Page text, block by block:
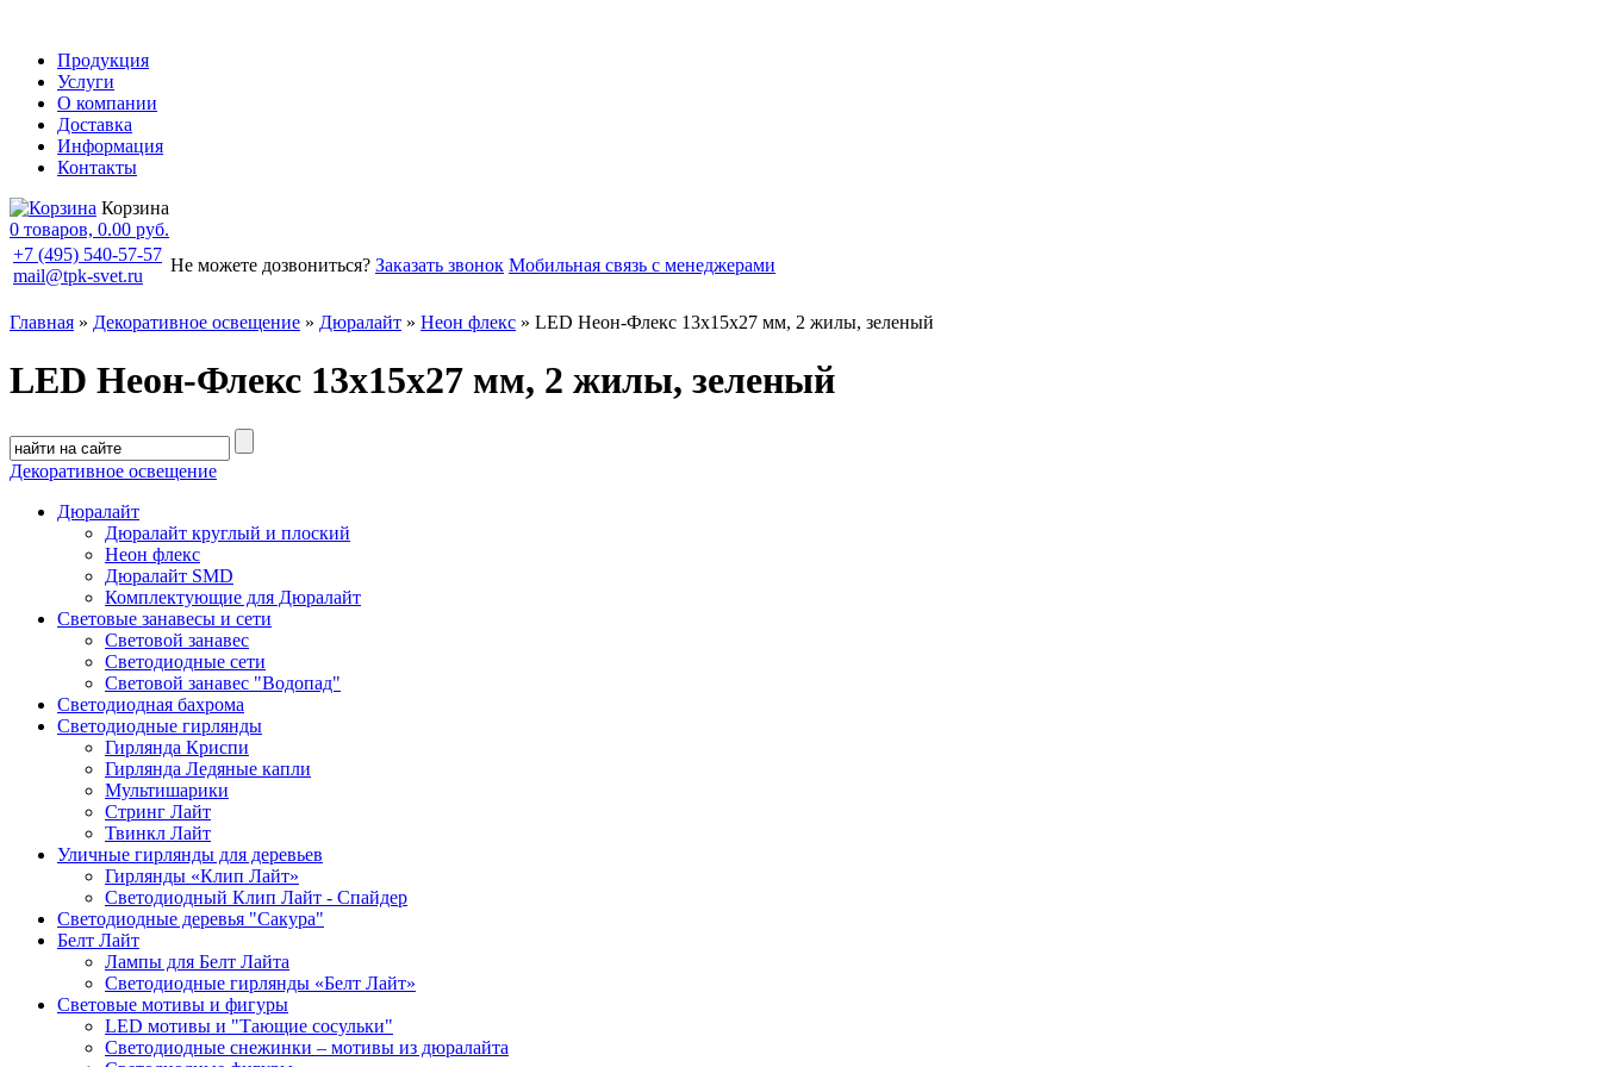
Продукция
Услуги
О компании
Доставка
Информация
Контакты
Корзина
0 товаров, 0.00 руб.
+7 (495) 540-57-57
mail@tpk-svet.ru
Не можете дозвониться? Заказать звонок Мобильная связь с менеджерами
Главная » Декоративное освещение » Дюралайт » Неон флекс » LED Неон-Флекс 13х15х27 мм, 2 жилы, зеленый
LED Неон-Флекс 13х15х27 мм, 2 жилы, зеленый
Декоративное освещение
Дюралайт
Дюралайт круглый и плоский
Неон флекс
Дюралайт SMD
Комплектующие для Дюралайт
Световые занавесы и сети
Световой занавес
Светодиодные сети
Световой занавес "Водопад"
Светодиодная бахрома
Светодиодные гирлянды
Гирлянда Криспи
Гирлянда Ледяные капли
Мультишарики
Стринг Лайт
Твинкл Лайт
Уличные гирлянды для деревьев
Гирлянды «Клип Лайт»
Светодиодный Клип Лайт - Спайдер
Светодиодные деревья "Сакура"
Белт Лайт
Лампы для Белт Лайта
Светодиодные гирлянды «Белт Лайт»
Световые мотивы и фигуры
LED мотивы и "Тающие сосульки"
Светодиодные снежинки – мотивы из дюралайта